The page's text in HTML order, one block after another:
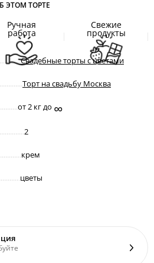
ЭТОМ ТОРТЕ
Ручная
работа
Свежие
продукты
Свадебные торты с цветами
Торт на свадьбу Москва
от 2 кг до ∞
2
крем
цветы